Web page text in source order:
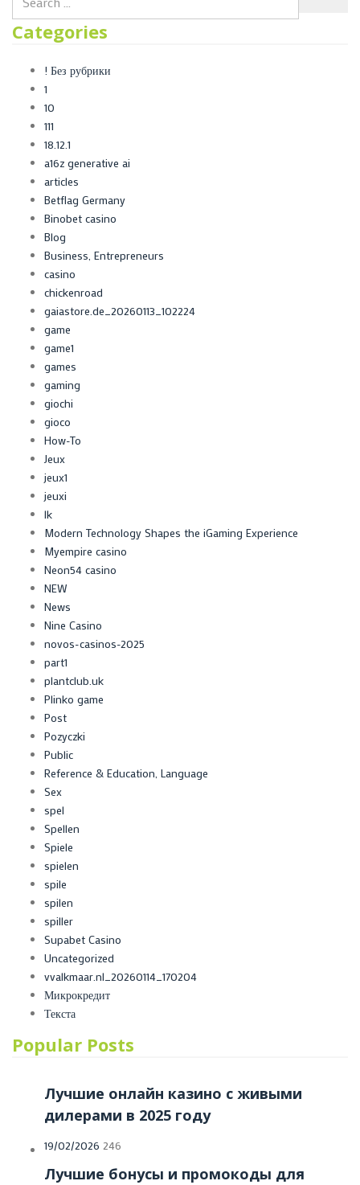
Categories
! Без рубрики
1
10
111
18.12.1
a16z generative ai
articles
Betflag Germany
Binobet casino
Blog
Business, Entrepreneurs
casino
chickenroad
gaiastore.de_20260113_102224
game
game1
games
gaming
giochi
gioco
How-To
Jeux
jeux1
jeuxi
lk
Modern Technology Shapes the iGaming Experience
Myempire casino
Neon54 casino
NEW
News
Nine Casino
novos-casinos-2025
part1
plantclub.uk
Plinko game
Post
Pozyczki
Public
Reference & Education, Language
Sex
spel
Spellen
Spiele
spielen
spile
spilen
spiller
Supabet Casino
Uncategorized
vvalkmaar.nl_20260114_170204
Микрокредит
Текста
Popular Posts
Лучшие онлайн казино с живыми
дилерами в 2025 году
19/02/2026 246
Лучшие бонусы и промокоды для